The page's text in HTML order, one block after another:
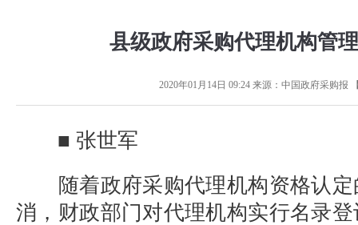
县级政府采购代理机构管
2020年01月14日 09:24来源： 中国政府采购报
■ 张世军
随着政府采购代理机构资格认
消，财政部门对代理机构实行名录